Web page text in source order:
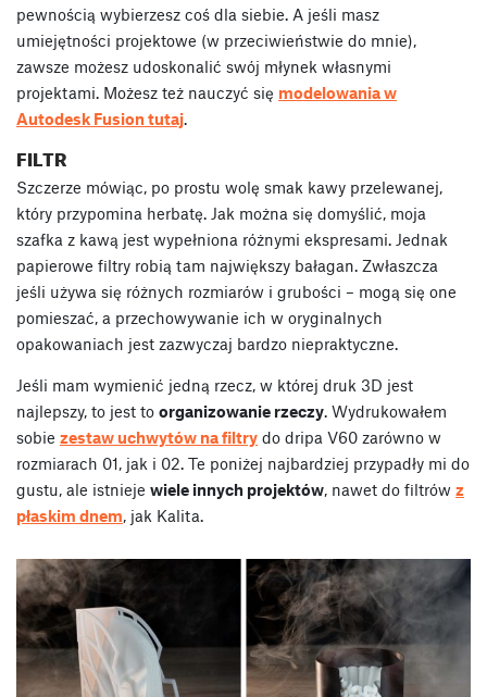
pewnością wybierzesz coś dla siebie. A jeśli masz
umiejętności projektowe (w przeciwieństwie do mnie),
zawsze możesz udoskonalić swój młynek własnymi
projektami. Możesz też nauczyć się modelowania w
Autodesk Fusion tutaj.
FILTR
Szczerze mówiąc, po prostu wolę smak kawy przelewanej,
który przypomina herbatę. Jak można się domyślić, moja
szafka z kawą jest wypełniona różnymi ekspresami. Jednak
papierowe filtry robią tam największy bałagan. Zwłaszcza
jeśli używa się różnych rozmiarów i grubości – mogą się one
pomieszać, a przechowywanie ich w oryginalnych
opakowaniach jest zazwyczaj bardzo niepraktyczne.
Jeśli mam wymienić jedną rzecz, w której druk 3D jest
najlepszy, to jest to organizowanie rzeczy. Wydrukowałem
sobie zestaw uchwytów na filtry do dripa V60 zarówno w
rozmiarach 01, jak i 02. Te poniżej najbardziej przypadły mi do
gustu, ale istnieje wiele innych projektów, nawet do filtrów z
płaskim dnem, jak Kalita.